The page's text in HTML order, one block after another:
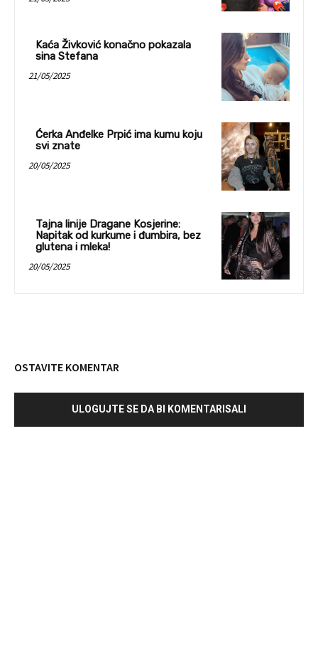
Kaća Živković konačno pokazala
sina Stefana
21/05/2025
Ćerka Anđelke Prpić ima kumu koju
svi znate
20/05/2025
Tajna linije Dragane Kosjerine:
Napitak od kurkume i đumbira, bez
glutena i mleka!
20/05/2025
OSTAVITE KOMENTAR
ULOGUJTE SE DA BI KOMENTARISALI